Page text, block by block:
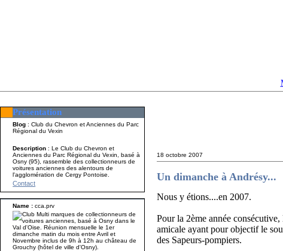
Présentation
Blog : Club du Chevron et Anciennes du Parc
Régional du Vexin
Description: Le Club du Chevron et
Anciennes du Parc Régional du Vexin, basé à
Osny (95), rassemble des collectionneurs de
voitures anciennes des alentours de
l'agglomération de Cergy Pontoise.
Contact
Name :cca.prv
18 octobre 2007
Un dimanche à Andrésy...
Nous y étions....en 2007.
Pour la 2ème année
amicale ayant pour objectif le
des Sapeurs-pompiers.